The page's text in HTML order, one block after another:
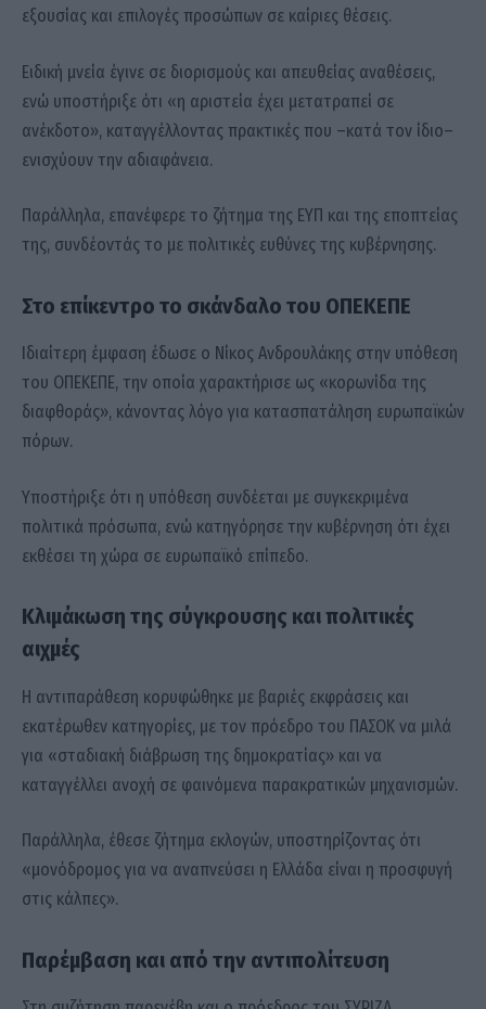
εξουσίας και επιλογές προσώπων σε καίριες θέσεις.
Ειδική μνεία έγινε σε διορισμούς και απευθείας αναθέσεις,
ενώ υποστήριξε ότι «η αριστεία έχει μετατραπεί σε
ανέκδοτο», καταγγέλλοντας πρακτικές που –κατά τον ίδιο–
ενισχύουν την αδιαφάνεια.
Παράλληλα, επανέφερε το ζήτημα της ΕΥΠ και της εποπτείας
της, συνδέοντάς το με πολιτικές ευθύνες της κυβέρνησης.
Στο επίκεντρο το σκάνδαλο του ΟΠΕΚΕΠΕ
Ιδιαίτερη έμφαση έδωσε ο Νίκος Ανδρουλάκης στην υπόθεση
του ΟΠΕΚΕΠΕ, την οποία χαρακτήρισε ως «κορωνίδα της
διαφθοράς», κάνοντας λόγο για κατασπατάληση ευρωπαϊκών
πόρων.
Υποστήριξε ότι η υπόθεση συνδέεται με συγκεκριμένα
πολιτικά πρόσωπα, ενώ κατηγόρησε την κυβέρνηση ότι έχει
εκθέσει τη χώρα σε ευρωπαϊκό επίπεδο.
Κλιμάκωση της σύγκρουσης και πολιτικές
αιχμές
Η αντιπαράθεση κορυφώθηκε με βαριές εκφράσεις και
εκατέρωθεν κατηγορίες, με τον πρόεδρο του ΠΑΣΟΚ να μιλά
για «σταδιακή διάβρωση της δημοκρατίας» και να
καταγγέλλει ανοχή σε φαινόμενα παρακρατικών μηχανισμών.
Παράλληλα, έθεσε ζήτημα εκλογών, υποστηρίζοντας ότι
«μονόδρομος για να αναπνεύσει η Ελλάδα είναι η προσφυγή
στις κάλπες».
Παρέμβαση και από την αντιπολίτευση